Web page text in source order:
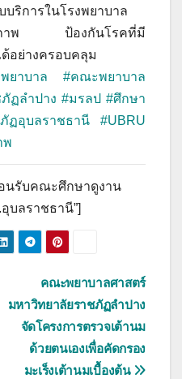
ริการในโรงพยาบาล
ขภาพ ป้องกันโรคที่มี
อย่างครอบคลุม
ยาบาล
#คณะพยาบาล
ฏลำปาง #มรลป #ศึกษา
ฏอุบลราชธานี
#UBRU
พ
อนรับคณะศึกษาดูงาน
บลราชธานี”]
คณะพยาบาลศาสตร์
มหาวิทยาลัยราชภัฏลำปาง
จัดโครงการตรวจเต้านม
ด้วยตนเองเพื่อคัดกรอง
มะเร็งเต้านมเบื้องต้น